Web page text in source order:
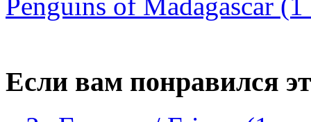
Если вам понравился